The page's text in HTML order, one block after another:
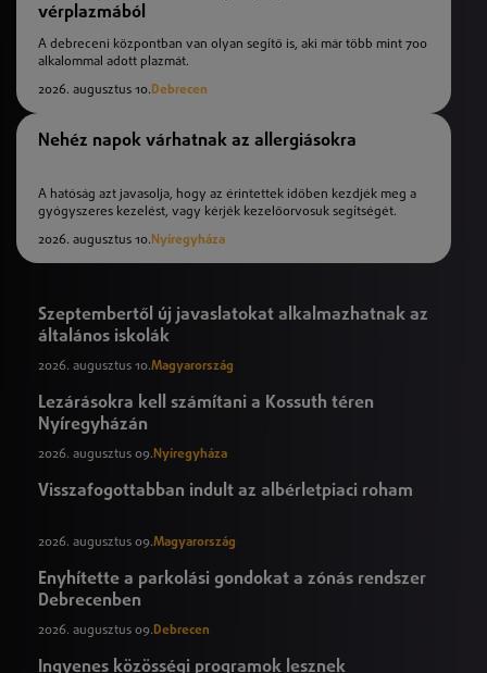
vérplazmából
A debreceni központban van olyan segítő is, aki már több mint 700
alkalommal adott plazmát.
2026. augusztus 10.Debrecen
Nehéz napok várhatnak az allergiásokra
A hatóság azt javasolja, hogy az érintettek időben kezdjék meg a
gyógyszeres kezelést, vagy kérjék kezelőorvosuk segítségét.
2026. augusztus 10. Nyíregyháza
Szeptembertől új javaslatokat alkalmazhatnak az
általános iskolák
2026. augusztus 10.Magyarország
Lezárásokra kell számítani a Kossuth téren
Nyíregyházán
2026. augusztus 09. Nyíregyháza
Visszafogottabban indult az albérletpiaci roham
2026. augusztus 09.Magyarország
Enyhítette a parkolási gondokat a zónás rendszer
Debrecenben
2026. augusztus 09.Debrecen
Ingyenes közösségi programok lesznek